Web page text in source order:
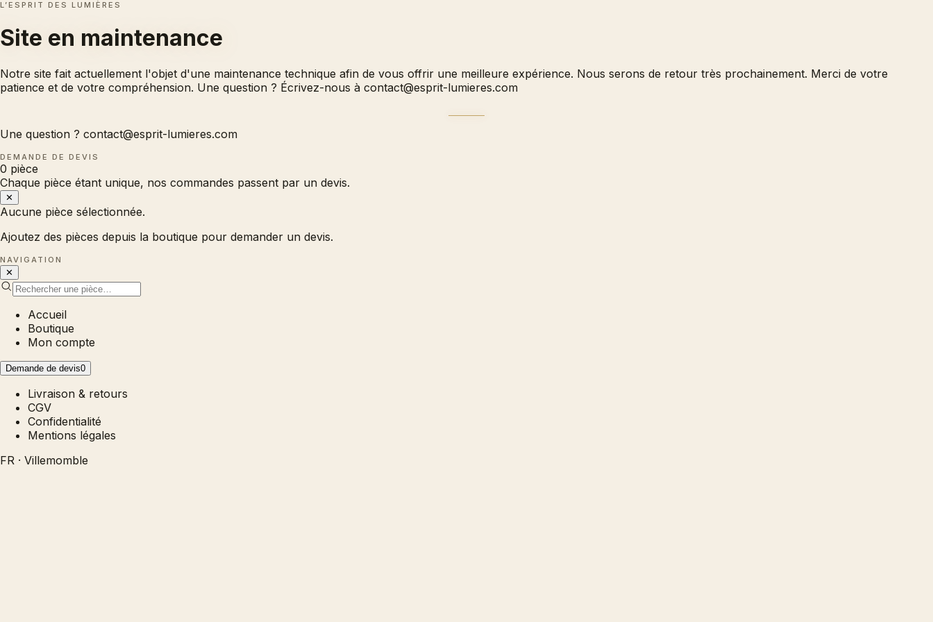
L’ESPRIT DES LUMIÈRES
Site en maintenance
Notre site fait actuellement l'objet d'une maintenance technique afin de vous offrir une meilleure expérience. Nous serons de retour très prochainement. Merci de votre
patience et de votre compréhension. Une question ? Écrivez-nous à contact@esprit-lumieres.com
Une question ? contact@esprit-lumieres.com
DEMANDE DE DEVIS
0 pièce
Chaque pièce étant unique, nos commandes passent par un devis.
✕
Aucune pièce sélectionnée.
Ajoutez des pièces depuis la boutique pour demander un devis.
NAVIGATION
✕
Accueil
Boutique
Mon compte
Demande de devis0
Livraison & retours
CGV
Confidentialité
Mentions légales
FR · Villemomble